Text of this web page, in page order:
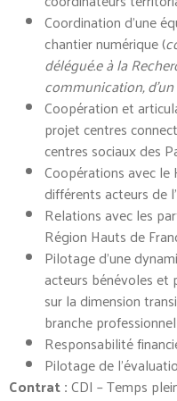
Coordination d’une
chantier numérique (
délégué.e à la
communication,
Coopération et
projet centres
centres sociaux des
Coopérations avec
différents acteurs de
Relations avec les
Région Hauts de
Pilotage d’une
acteurs bénévoles et
sur la dimension
branche
Responsabilité
Pilotage de
Contrat :CDI – Temps